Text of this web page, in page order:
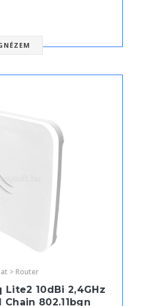
> Router
Lite2 10dBi 2,4GHz
802.11bgn